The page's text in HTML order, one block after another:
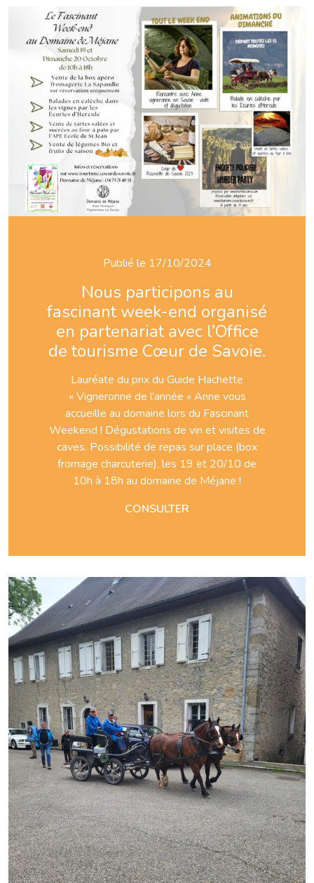
Publié le 17/10/2024
Nous participons au
fascinant week-end organisé
en partenariat avec l’Office
de tourisme Cœur de Savoie.
Lauréate du prix du Guide Hachette
« Vigneronne de l’année » Anne vous
accueille au domaine lors du Fascinant
Weekend ! Dégustations de vin et visites de
caves. Possibilité de repas sur place (box
fromage charcuterie), les 19 et 20/10 de
10h à 18h au domaine de Méjane !
CONSULTER